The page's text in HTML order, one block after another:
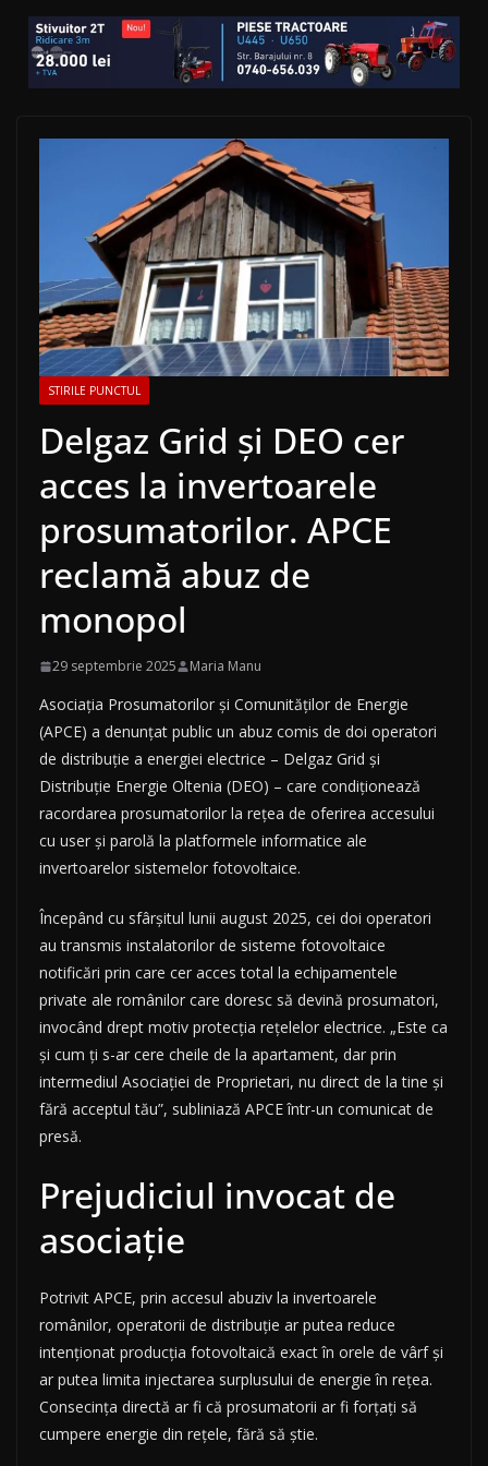
STIRILE PUNCTUL
Delgaz Grid și DEO cer
acces la invertoarele
prosumatorilor. APCE
reclamă abuz de
monopol
29 septembrie 2025 Maria Manu
Asociația Prosumatorilor și Comunităților de Energie
(APCE) a denunțat public un abuz comis de doi operatori
de distribuție a energiei electrice – Delgaz Grid și
Distribuție Energie Oltenia (DEO) – care condiționează
racordarea prosumatorilor la rețea de oferirea accesului
cu user și parolă la platformele informatice ale
invertoarelor sistemelor fotovoltaice.
Începând cu sfârșitul lunii august 2025, cei doi operatori
au transmis instalatorilor de sisteme fotovoltaice
notificări prin care cer acces total la echipamentele
private ale românilor care doresc să devină prosumatori,
invocând drept motiv protecția rețelelor electrice. „Este ca
și cum ți s-ar cere cheile de la apartament, dar prin
intermediul Asociației de Proprietari, nu direct de la tine și
fără acceptul tău”, subliniază APCE într-un comunicat de
presă.
Prejudiciul invocat de
asociație
Potrivit APCE, prin accesul abuziv la invertoarele
românilor, operatorii de distribuție ar putea reduce
intenționat producția fotovoltaică exact în orele de vârf și
ar putea limita injectarea surplusului de energie în rețea.
Consecința directă ar fi că prosumatorii ar fi forțați să
cumpere energie din rețele, fără să știe.